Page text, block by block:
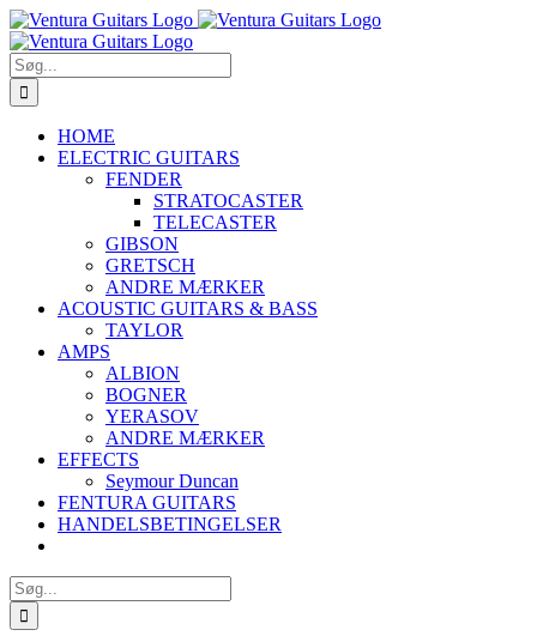
Skip
to
content
Søg
efter:
HOME
ELECTRIC GUITARS
FENDER
STRATOCASTER
TELECASTER
GIBSON
GRETSCH
ANDRE MÆRKER
ACOUSTIC GUITARS & BASS
TAYLOR
AMPS
ALBION
BOGNER
YERASOV
ANDRE MÆRKER
EFFECTS
Seymour Duncan
FENTURA GUITARS
HANDELSBETINGELSER
Søg
efter: